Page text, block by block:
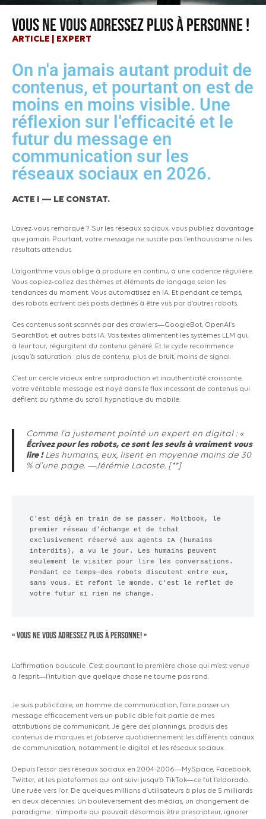
VOUS NE VOUS ADRESSEZ PLUS À PERSONNE !
ARTICLE | EXPERT
On n'a jamais autant produit de
contenus, et pourtant on est de
moins en moins visible. Une
réflexion sur l'efficacité et le
futur du message en
communication sur les
réseaux sociaux en 2026.
ACTE I — LE CONSTAT.
L’avez-vous remarqué ? Sur les réseaux sociaux, vous publiez davantage
que jamais. Pourtant, votre message ne suscite pas l’enthousiasme ni les
résultats attendus.
L’algorithme vous oblige à produire en continu, à une cadence régulière.
Vous copiez-collez des thèmes et éléments de langage selon les
tendances du moment. Vous automatisez en IA. Et pendant ce temps,
des robots écrivent des posts destinés à être vus par d’autres robots.
Ces contenus sont scannés par des crawlers—GoogleBot, OpenAI’s
SearchBot, et autres bots IA. Vos textes alimentent les systèmes LLM qui,
à leur tour, régurgitent du contenu généré. Et le cycle recommence
jusqu’à saturation : plus de contenu, plus de bruit, moins de signal.
C’est un cercle vicieux entre surproduction et inauthenticité croissante,
votre véritable message est noyé dans le flux incessant de contenus qui
défilent au rythme du scroll hypnotique du mobile.
Comme l’a justement pointé un expert en digital : «
Écrivez pour les robots, ce sont les seuls à vraiment vous
lire !Les humains, eux, lisent en moyenne moins de 30
% d’une page. —Jérémie Lacoste. [**]
C'est déjà en train de se passer. Moltbook, le
premier réseau d'échange et de tchat
exclusivement réservé aux agents IA (humains
interdits), a vu le jour. Les humains peuvent
seulement le visiter pour lire les conversations.
Pendant ce temps—des robots discutent entre eux,
sans vous. Et refont le monde. C'est le reflet de
votre futur si rien ne change.
« Vous ne vous adressez plus à personne! »
L’affirmation bouscule. C’est pourtant la première chose qui m’est venue
à l’esprit—l’intuition que quelque chose ne tourne pas rond.
Je suis publicitaire, un homme de communication, faire passer un
message efficacement vers un public cible fait partie de mes
attributions de communicant. Je gère des plannings, produis des
contenus de marques et j’observe quotidiennement les différents canaux
de communication, notamment le digital et les réseaux sociaux.
Depuis l’essor des réseaux sociaux en 2004-2006—MySpace, Facebook,
Twitter, et les plateformes qui ont suivi jusqu’à TikTok—ce fut l’eldorado.
Une ruée vers l’or. De quelques millions d’utilisateurs à plus de 5 milliards
en deux décennies. Un bouleversement des médias, un changement de
paradigme : n’importe qui pouvait désormais être prescripteur, ignorer